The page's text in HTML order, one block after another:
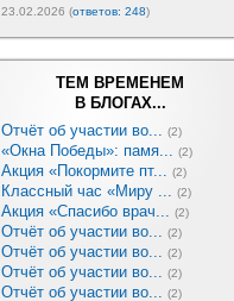
23.02.2026 (ответов: 248)
ТЕМ ВРЕМЕНЕМ
В БЛОГАХ...
Отчёт об участии во... (2)
«Окна Победы»: памя... (2)
Акция «Покормите пт... (2)
Классный час «Миру ... (2)
Акция «Спасибо врач... (2)
Отчёт об участии во... (2)
Отчёт об участии во... (2)
Отчёт об участии во... (2)
Отчёт об участии во... (2)